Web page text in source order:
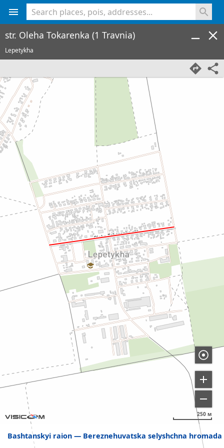
Bashtanskyi raion Bereznehuvatska selyshchna hromada
250 м
str. Oleha Tokarenka (1 Travnia)
Lepetykha
<% console.log(hcard) %>